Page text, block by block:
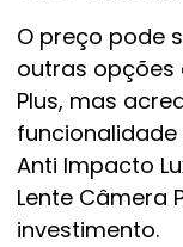
O preço pode
outras opções
Plus, mas
Anti Impacto
Lente Câmera
investimento.